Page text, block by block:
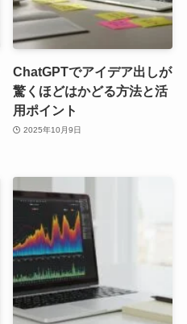
ChatGPTでアイデア出しが
驚くほどはかどる方法と活
用ポイント
2025年10月9日